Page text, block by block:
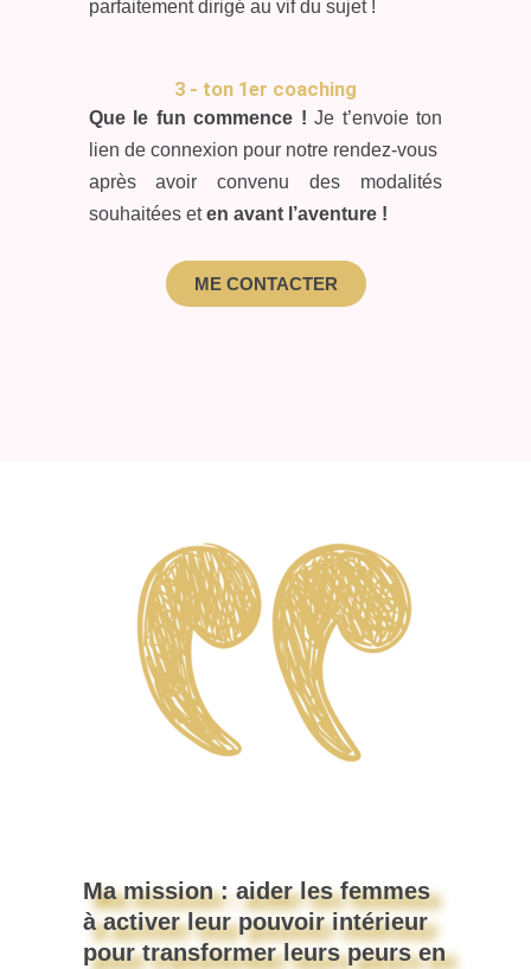
parfaitement dirigé au vif du sujet !
3 - ton 1er coaching
Que le fun commence ! Je t’envoie ton
lien de connexion pour notre rendez-vous
après avoir convenu des modalités
souhaitées eten avant l’aventure !
ME CONTACTER
Ma mission : aider les femmes
à activer leur pouvoir intérieur
pour transformer leurs peurs en